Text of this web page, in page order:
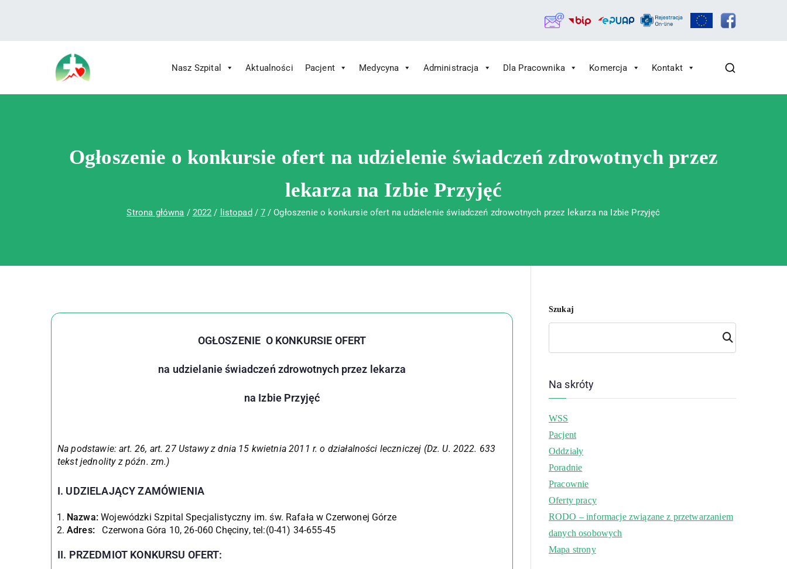
Wojewódzki Szpital Specjalistyczny im. Św. Rafała w Czerwonej Górze
Wojewódzki Szpital Specjalistyczny im. Św. Rafała w Czerwonej Górze
Nasz Szpital Aktualności Pacjent Medycyna Administracja Dla Pracownika Komercja Kontakt
Ogłoszenie o konkursie ofert na udzielenie świadczeń zdrowotnych przez
lekarza na Izbie Przyjęć
Strona główna 2022 listopad 7 Ogłoszenie o konkursie ofert na udzielenie świadczeń zdrowotnych przez lekarza na Izbie Przyjęć
OGŁOSZENIE O KONKURSIE OFERT
na udzielanie świadczeń zdrowotnych przez lekarza
na Izbie Przyjęć
Na podstawie: art. 26, art. 27 Ustawy z dnia 15 kwietnia 2011 r. o działalności leczniczej (Dz. U. 2022. 633
tekst jednolity z późn. zm.)
I. UDZIELAJĄCY ZAMÓWIENIA
Nazwa:Wojewódzki Szpital Specjalistyczny im. św. Rafała w Czerwonej Górze
Adres:Czerwona Góra 10, 26-060 Chęciny, tel:(0-41) 34-655-45
II. PRZEDMIOT KONKURSU OFERT:
Szukaj
Szuk
aj
Na skróty
WSS
Pacjent
Oddziały
Poradnie
Pracownie
Oferty pracy
RODO – informacje związane z przetwarzaniem
danych osobowych
Mapa strony